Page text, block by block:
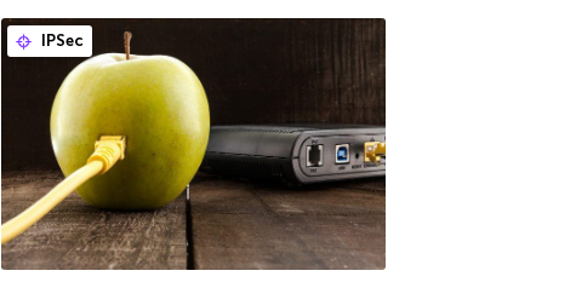
IPSec